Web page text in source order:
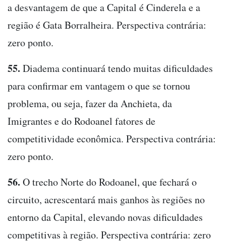
a desvantagem de que a Capital é Cinderela e a
região é Gata Borralheira. Perspectiva contrária:
zero ponto.
55. Diadema continuará tendo muitas dificuldades
para confirmar em vantagem o que se tornou
problema, ou seja, fazer da Anchieta, da
Imigrantes e do Rodoanel fatores de
competitividade econômica. Perspectiva contrária:
zero ponto.
56. O trecho Norte do Rodoanel, que fechará o
circuito, acrescentará mais ganhos às regiões no
entorno da Capital, elevando novas dificuldades
competitivas à região. Perspectiva contrária: zero